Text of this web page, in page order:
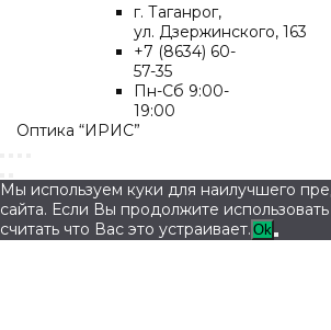
г. Таганрог,
ул. Дзержинского, 163
+7 (8634) 60-
57-35
Пн-Сб 9:00-
19:00
Оптика “ИРИС”
Мы используем куки для наилучшего
сайта. Если Вы продолжите
считать что Вас это устраивает. Ok